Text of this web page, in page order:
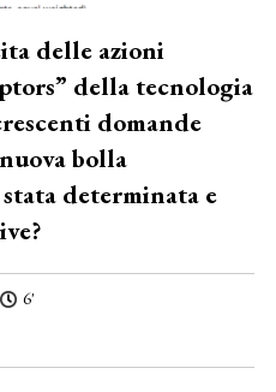
delle azioni
della tecnologia
domande
bolla
determinata e
6'